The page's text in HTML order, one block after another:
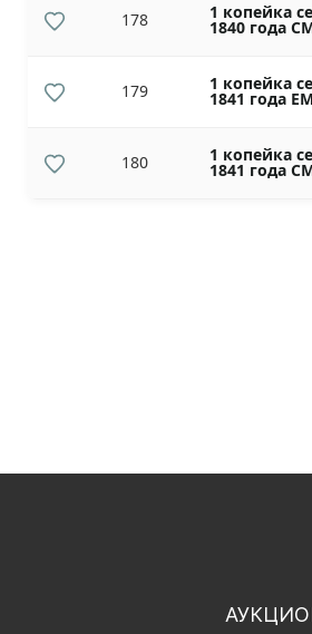
178 1 копейка
1840 года
179 1 копейка
1841 года ЕМ
180 1 копейка
1841 года